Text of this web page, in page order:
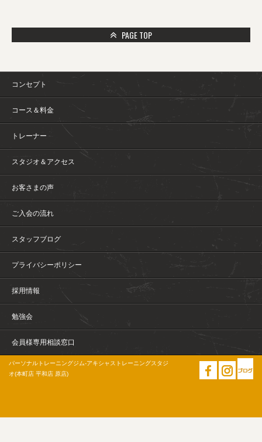
PAGE TOP
コンセプト
コース＆料金
トレーナー
スタジオ＆アクセス
お客さまの声
ご入会の流れ
スタッフブログ
プライバシーポリシー
採用情報
勉強会
会員様専用相談窓口
パーソナルトレーニングジム-アキシャストレーニングスタジ
オ(本町店 平和店 原店)